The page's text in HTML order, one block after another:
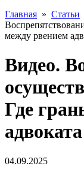
Главная » Статьи
между рвением
Видео.
Где
04.09.2025